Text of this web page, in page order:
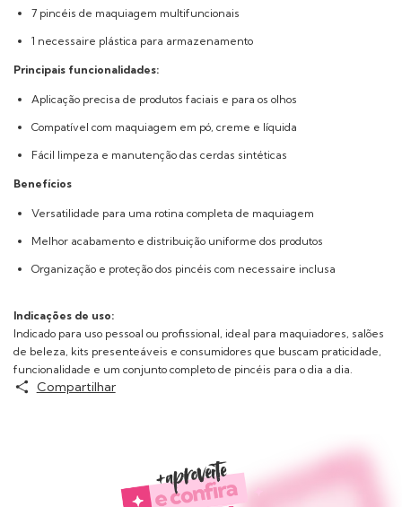
7 pincéis de maquiagem multifuncionais
1 necessaire plástica para armazenamento
Principais funcionalidades:
Aplicação precisa de produtos faciais e para os olhos
Compatível com maquiagem em pó, creme e líquida
Fácil limpeza e manutenção das cerdas sintéticas
Benefícios
Versatilidade para uma rotina completa de maquiagem
Melhor acabamento e distribuição uniforme dos produtos
Organização e proteção dos pincéis com necessaire inclusa
Indicações de uso:
Indicado para uso pessoal ou profissional, ideal para maquiadores, salões
de beleza, kits presenteáveis e consumidores que buscam praticidade,
funcionalidade e um conjunto completo de pincéis para o dia a dia.
Compartilhar
Produtos similares